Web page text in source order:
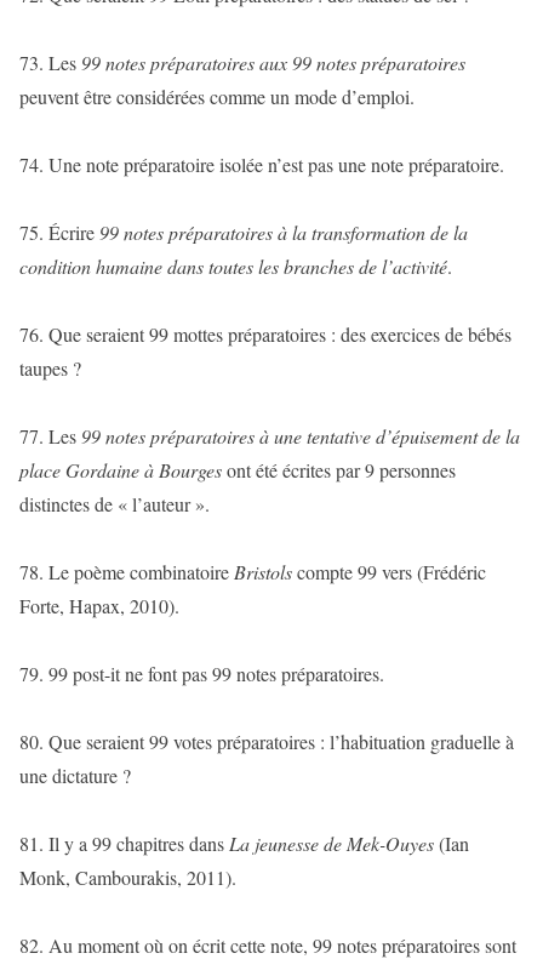
73. Les 99 notes préparatoires aux 99 notes préparatoires
peuvent être considérées comme un mode d’emploi.
74. Une note préparatoire isolée n’est pas une note préparatoire.
75. Écrire 99 notes préparatoires à la transformation de la
condition humaine dans toutes les branches de l’activité.
76. Que seraient 99 mottes préparatoires : des exercices de bébés
taupes ?
77. Les 99 notes préparatoires à une tentative d’épuisement de la
place Gordaine à Bourgesont été écrites par 9 personnes
distinctes de « l’auteur ».
78. Le poème combinatoire Bristolscompte 99 vers (Frédéric
Forte, Hapax, 2010).
79. 99 post-it ne font pas 99 notes préparatoires.
80. Que seraient 99 votes préparatoires : l’habituation graduelle à
une dictature ?
81. Il y a 99 chapitres dans La jeunesse de Mek-Ouyes(Ian
Monk, Cambourakis, 2011).
82. Au moment où on écrit cette note, 99 notes préparatoires sont